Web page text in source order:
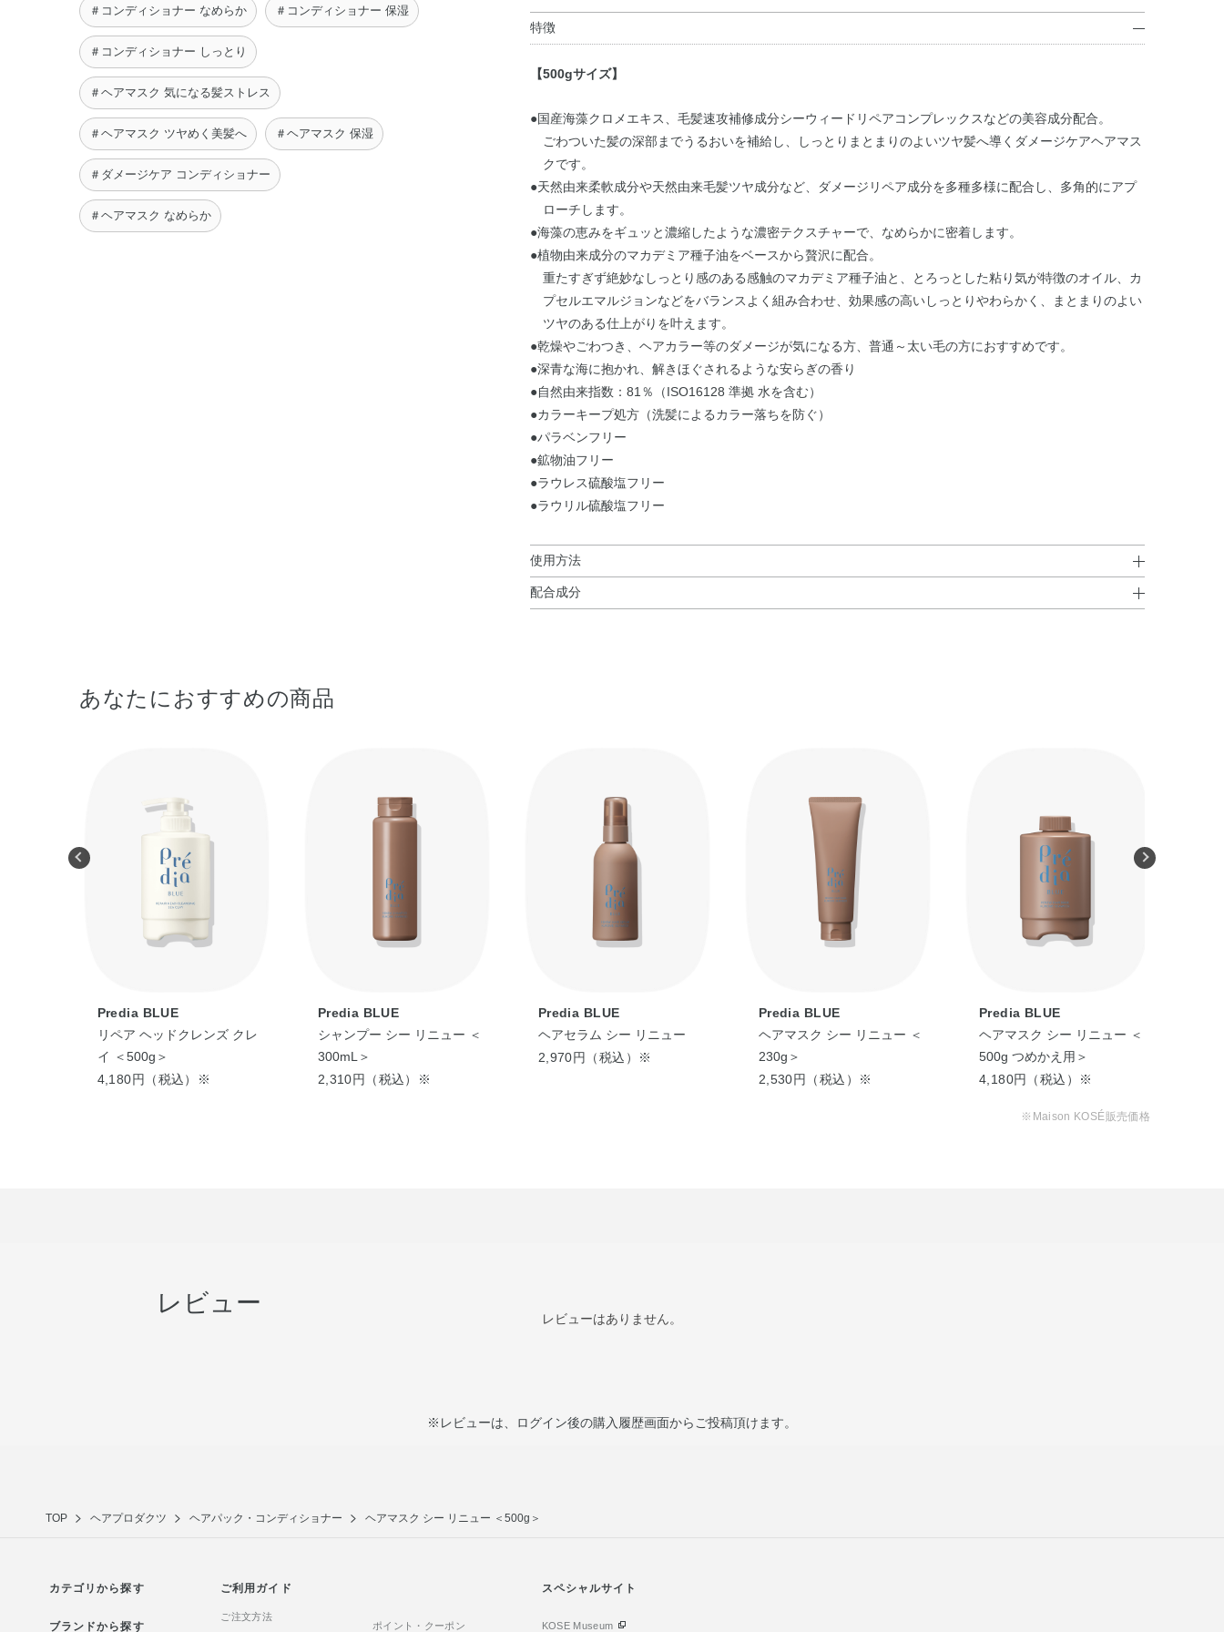
＃コンディショナー なめらか ＃コンディショナー 保湿
＃コンディショナー しっとり
＃ヘアマスク 気になる髪ストレス
＃ヘアマスク ツヤめく美髪へ ＃ヘアマスク 保湿
＃ダメージケア コンディショナー
＃ヘアマスク なめらか
特徴
【500gサイズ】
●国産海藻クロメエキス、毛髪速攻補修成分シーウィードリペアコンプレックスなどの美容成分配合。
ごわついた髪の深部までうるおいを補給し、しっとりまとまりのよいツヤ髪へ導くダメージケアヘアマス
クです。
●天然由来柔軟成分や天然由来毛髪ツヤ成分など、ダメージリペア成分を多種多様に配合し、多角的にアプ
ローチします。
●海藻の恵みをギュッと濃縮したような濃密テクスチャーで、なめらかに密着します。
●植物由来成分のマカデミア種子油をベースから贅沢に配合。
重たすぎず絶妙なしっとり感のある感触のマカデミア種子油と、とろっとした粘り気が特徴のオイル、カ
プセルエマルジョンなどをバランスよく組み合わせ、効果感の高いしっとりやわらかく、まとまりのよい
ツヤのある仕上がりを叶えます。
●乾燥やごわつき、ヘアカラー等のダメージが気になる方、普通～太い毛の方におすすめです。
●深青な海に抱かれ、解きほぐされるような安らぎの香り
●自然由来指数：81％（ISO16128 準拠 水を含む）
●カラーキープ処方（洗髪によるカラー落ちを防ぐ）
●パラベンフリー
●鉱物油フリー
●ラウレス硫酸塩フリー
●ラウリル硫酸塩フリー
使用方法
使用方法
配合成分
あなたにおすすめの商品
Predia BLUE
リペア ヘッドクレンズ クレ
イ ＜500g＞
4,180円（税込）※
Predia BLUE
シャンプー シー リニュー ＜
300mL＞
2,310円（税込）※
Predia BLUE
ヘアセラム シー リニュー
2,970円（税込）※
Predia BLUE
ヘアマスク シー リニュー ＜
230g＞
2,530円（税込）※
Predia BLUE
ヘアマスク シー リニュー ＜
500g つめかえ用＞
4,180円（税込）※
※Maison KOSÉ販売価格
レビュー
レビューはありません。
※レビューは、ログイン後の購入履歴画面からご投稿頂けます。
TOP ヘアプロダクツ ヘアパック・コンディショナー ヘアマスク シー リニュー ＜500g＞
カテゴリから探す
ブランドから探す
ご利用ガイド
ご注文方法
ポイント・クーポン
スペシャルサイト
KOSE Museum